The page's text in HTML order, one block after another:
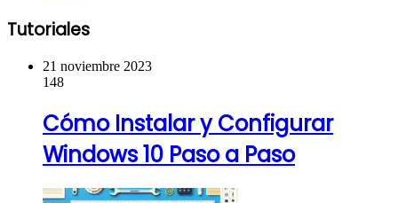
Tutoriales
21 noviembre 2023
148
Cómo Instalar y Configurar
Windows 10 Paso a Paso